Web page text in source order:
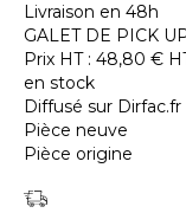
Livraison en 48h
GALET DE PICK
Prix HT : 48,80 €
en stock
Diffusé sur Dirfac.fr
Pièce neuve
Pièce origine